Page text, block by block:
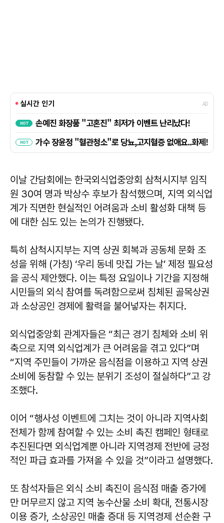
이날 간담회에는 한국외식업중앙회 삼척시지부 임직
원 30여 명과 박상수 후보가 참석했으며, 지역 외식업
계가 직면한 현실적인 어려움과 소비 활성화 대책 등
에 대한 심도 있는 논의가 진행됐다.
특히 삼척시지부는 지역 상권 회복과 공동체 문화 조
성을 위해 (가칭) ‘우리 동네 맛집 가는 날’ 제정 필요성
을 공식 제안했다. 이는 특정 요일이나 기간을 지정해
시민들의 외식 참여를 독려함으로써 침체된 골목상권
과 소상공인 경제에 활력을 불어넣자는 취지다.
외식업중앙회 관계자들은 “최근 경기 침체와 소비 위
축으로 지역 외식업계가 큰 어려움을 겪고 있다”며
“지역 주민들이 가까운 음식점을 이용하고 지역 상권
소비에 동참할 수 있는 분위기 조성이 절실하다”고 강
조했다.
이어 “행사성 이벤트에 그치는 것이 아니라 지역사회
전체가 함께 참여할 수 있는 소비 촉진 캠페인 형태로
추진된다면 외식업계뿐 아니라 지역경제 전반에 긍정
적인 파급 효과를 가져올 수 있을 것”이라고 설명했다.
또 참석자들은 외식 소비 촉진이 음식점 매출 증가에
만 머무르지 않고 지역 농수산물 소비 확대, 전통시장
이용 증가, 소상공인 매출 증대 등 지역경제 선순환 구